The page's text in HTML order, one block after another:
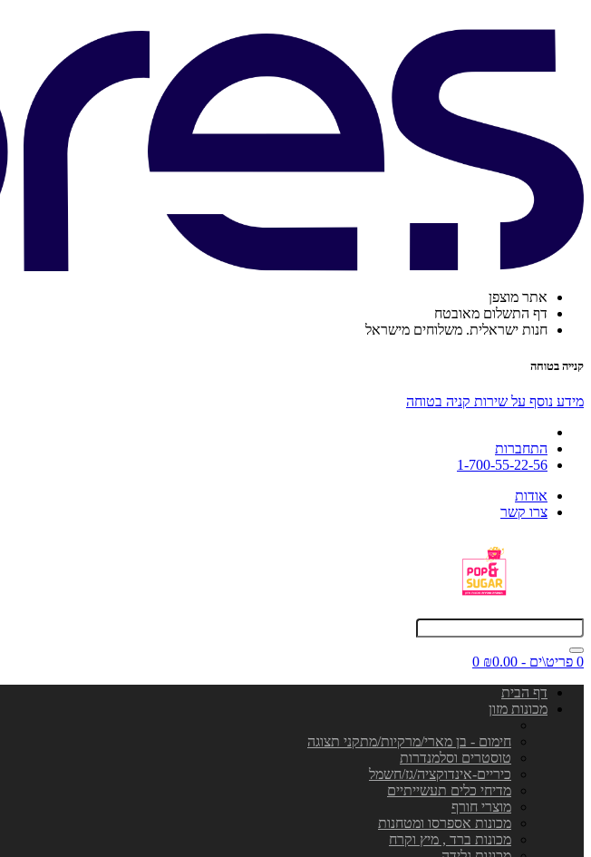
אתר מוצפן
דף התשלום מאובטח
חנות ישראלית. משלוחים מישראל
קנייה בטוחה
מידע נוסף על שירות קניה בטוחה
התחברות
1-700-55-22-56
אודות
צרו קשר
0 פריט\ים - ₪0.00
0
דף הבית
מכונות מזון
חימום - בן מארי/מרקיות/מתקני תצוגה
טוסטרים וסלמנדרות
כיריים-אינדוקציה/גז/חשמל
מדיחי כלים תעשייתיים
מוצרי חורף
מכונות אספרסו ומטחנות
מכונות ברד , מיץ וקרח